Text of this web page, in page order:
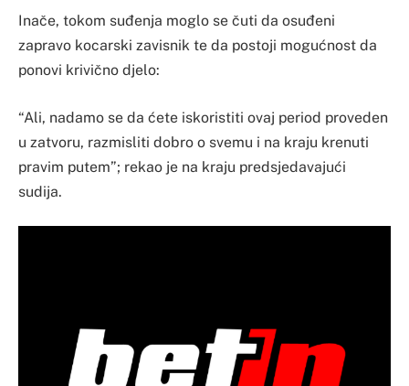
Inače, tokom suđenja moglo se čuti da osuđeni
zapravo kocarski zavisnik te da postoji mogućnost da
ponovi krivično djelo:
“Ali, nadamo se da ćete iskoristiti ovaj period proveden
u zatvoru, razmisliti dobro o svemu i na kraju krenuti
pravim putem”; rekao je na kraju predsjedavajući
sudija.